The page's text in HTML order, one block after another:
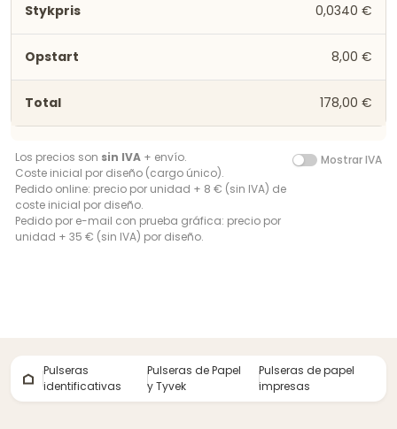
0,0340 €
8,00 €
178,00 €
Los precios son sin IVA + envío.
Coste inicial por diseño (cargo único).
Pedido online: precio por unidad + 8 € (sin IVA) de
coste inicial por diseño.
Pedido por e-mail con prueba gráfica: precio por
unidad + 35 € (sin IVA) por diseño.
Mostrar IVA
Pulseras
identificativas
Pulseras de Papel
y Tyvek
Pulseras de papel
impresas